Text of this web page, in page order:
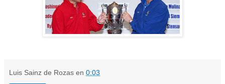
Luis Sainz de Rozas en 0:03